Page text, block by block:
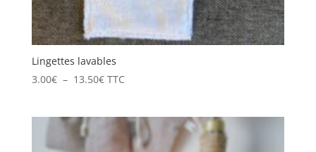
Lingettes lavables
3.00€ – 13.50€Plage
TTC